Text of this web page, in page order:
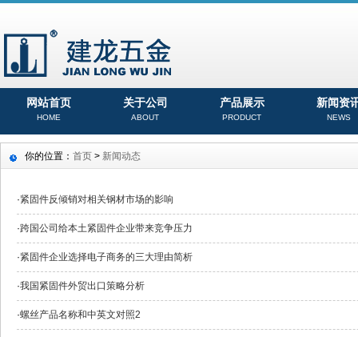
网站首页
HOME
关于公司
ABOUT
产品展示
PRODUCT
新闻资
NEWS
你的位置： 首页 > 新闻动态
·紧固件反倾销对相关钢材市场的影响
·跨国公司给本土紧固件企业带来竞争压力
·紧固件企业选择电子商务的三大理由简析
·我国紧固件外贸出口策略分析
·螺丝产品名称和中英文对照2